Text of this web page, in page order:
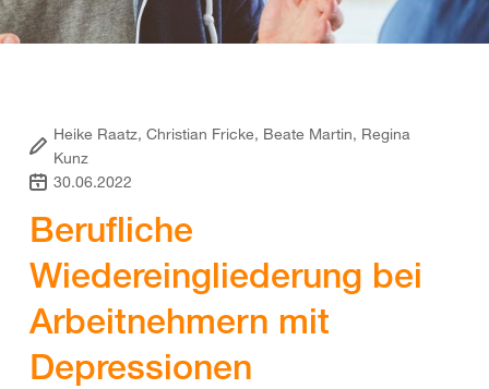
Heike Raatz, Christian Fricke, Beate Martin, Regina
Kunz
30.06.2022
Berufliche
Wiedereingliederung bei
Arbeitnehmern mit
Depressionen